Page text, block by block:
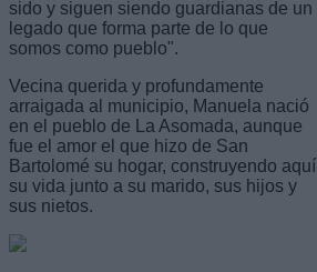
sido y siguen siendo guardianas de un
legado que forma parte de lo que
somos como pueblo".
Vecina querida y profundamente
arraigada al municipio, Manuela nació
en el pueblo de La Asomada, aunque
fue el amor el que hizo de San
Bartolomé su hogar, construyendo aquí
su vida junto a su marido, sus hijos y
sus nietos.